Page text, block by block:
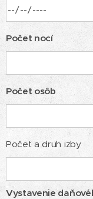
Počet nocí
Počet osôb
Počet a druh izby
Vystavenie